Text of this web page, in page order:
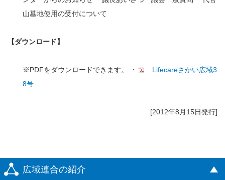
山墓地使用の受付について
【ダウンロード】
※PDFをダウンロードできます。 ・
Lifecareさかい広域3
8号
[2012年8月15日発行]
広域連合の紹介